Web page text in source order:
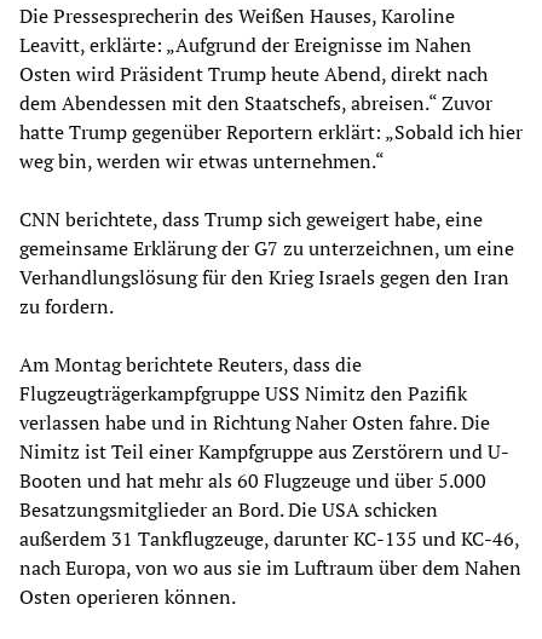
Die Pressesprecherin des Weißen Hauses, Karoline
Leavitt, erklärte: „Aufgrund der Ereignisse im Nahen
Osten wird Präsident Trump heute Abend, direkt nach
dem Abendessen mit den Staatschefs, abreisen.“ Zuvor
hatte Trump gegenüber Reportern erklärt: „Sobald ich hier
weg bin, werden wir etwas unternehmen.“
CNN berichtete, dass Trump sich geweigert habe, eine
gemeinsame Erklärung der G7 zu unterzeichnen, um eine
Verhandlungslösung für den Krieg Israels gegen den Iran
zu fordern.
Am Montag berichtete Reuters, dass die
Flugzeugträgerkampfgruppe USS Nimitz den Pazifik
verlassen habe und in Richtung Naher Osten fahre. Die
Nimitz ist Teil einer Kampfgruppe aus Zerstörern und U-
Booten und hat mehr als 60 Flugzeuge und über 5.000
Besatzungsmitglieder an Bord. Die USA schicken
außerdem 31 Tankflugzeuge, darunter KC-135 und KC-46,
nach Europa, von wo aus sie im Luftraum über dem Nahen
Osten operieren können.